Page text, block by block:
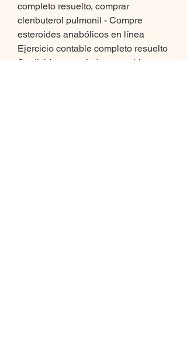
completo resuelto, comprar
clenbuterol pulmonil - Compre
esteroides anabólicos en línea
Ejercicio contable completo resuelto
Se divide en períodos contables,